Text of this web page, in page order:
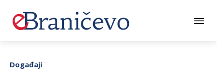
Događaji